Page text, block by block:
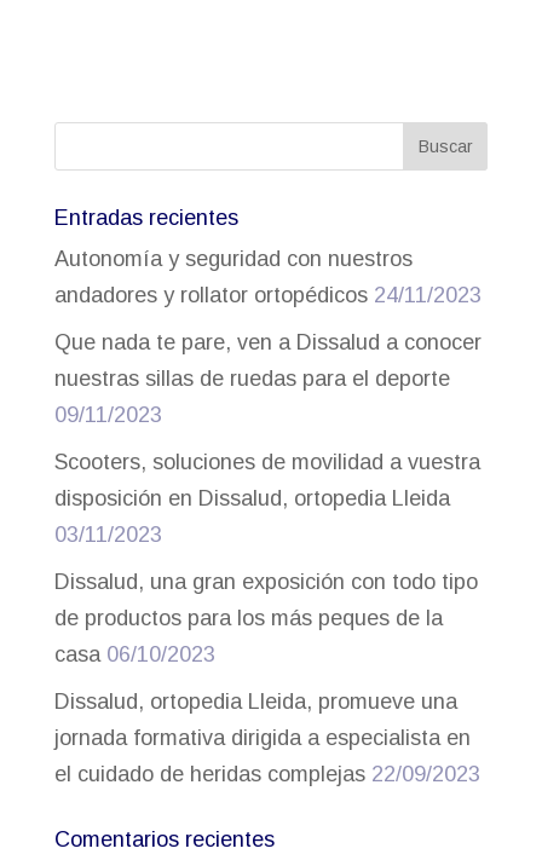
Entradas recientes
Autonomía y seguridad con nuestros
andadores y rollator ortopédicos 24/11/2023
Que nada te pare, ven a Dissalud a conocer
nuestras sillas de ruedas para el deporte
09/11/2023
Scooters, soluciones de movilidad a vuestra
disposición en Dissalud, ortopedia Lleida
03/11/2023
Dissalud, una gran exposición con todo tipo
de productos para los más peques de la
casa 06/10/2023
Dissalud, ortopedia Lleida, promueve una
jornada formativa dirigida a especialista en
el cuidado de heridas complejas 22/09/2023
Comentarios recientes